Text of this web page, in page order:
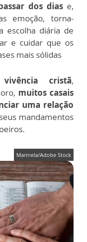
dos diase,
emoção, torna-
escolha diária de
e cuidar que os
mais sólidas
vivência cristã,
muitos casais
uma relação
mandamentos
Marinela/Adobe Stock